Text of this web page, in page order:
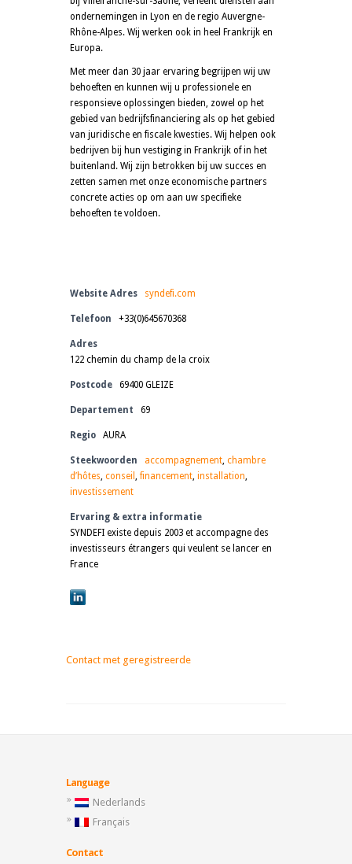
ondernemingen in Lyon en de regio Auvergne-
Rhône-Alpes. Wij werken ook in heel Frankrijk en
Europa.
Met meer dan 30 jaar ervaring begrijpen wij uw
behoeften en kunnen wij u professionele en
responsieve oplossingen bieden, zowel op het
gebied van bedrijfsfinanciering als op het gebied
van juridische en fiscale kwesties. Wij helpen ook
bedrijven bij hun vestiging in Frankrijk of in het
buitenland. Wij zijn betrokken bij uw succes en
zetten samen met onze economische partners
concrete acties op om aan uw specifieke
behoeften te voldoen.
Website Adres syndefi.com
Telefoon +33(0)645670368
Adres
122 chemin du champ de la croix
Postcode 69400 GLEIZE
Departement 69
Regio AURA
Steekwoorden accompagnement, chambre
d’hôtes, conseil ,financement, installation,
investissement
Ervaring & extra informatie
SYNDEFI existe depuis 2003 et accompagne des
investisseurs étrangers qui veulent se lancer en
France
Contact met geregistreerde
Language
Nederlands
Français
Contact